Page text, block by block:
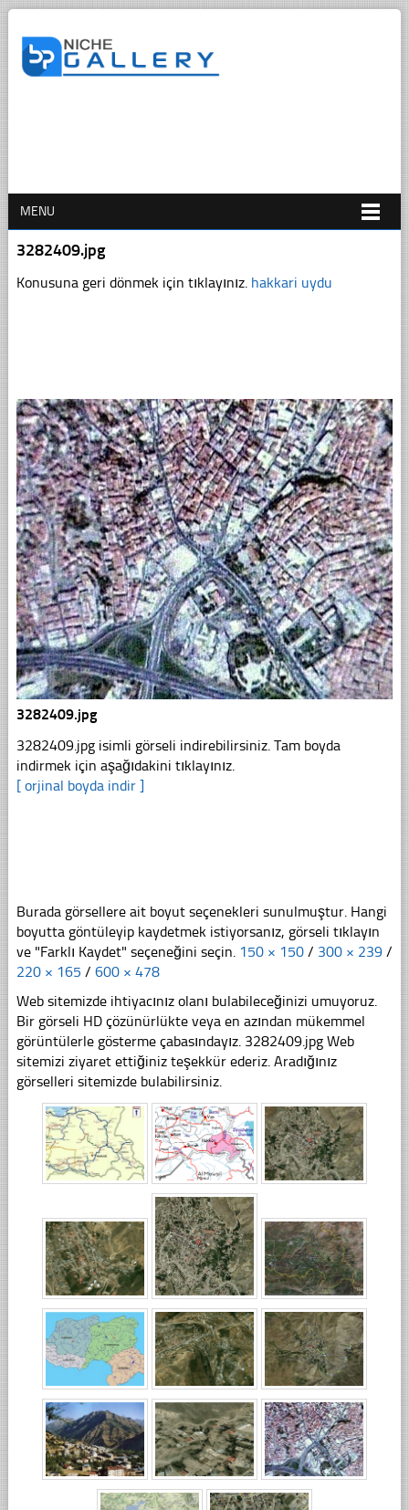
MENU
3282409.jpg
Konusuna geri dönmek için tıklayınız. hakkari uydu
3282409.jpg
3282409.jpg isimli görseli indirebilirsiniz. Tam boyda
indirmek için aşağıdakini tıklayınız.
[ orjinal boyda indir ]
Burada görsellere ait boyut seçenekleri sunulmuştur. Hangi
boyutta göntüleyip kaydetmek istiyorsanız, görseli tıklayın
ve "Farklı Kaydet" seçeneğini seçin. 150 × 150 / 300 × 239 /
220 × 165 / 600 × 478
Web sitemizde ihtiyacınız olanı bulabileceğinizi umuyoruz.
Bir görseli HD çözünürlükte veya en azından mükemmel
görüntülerle gösterme çabasındayız. 3282409.jpg Web
sitemizi ziyaret ettiğiniz teşekkür ederiz. Aradığınız
görselleri sitemizde bulabilirsiniz.